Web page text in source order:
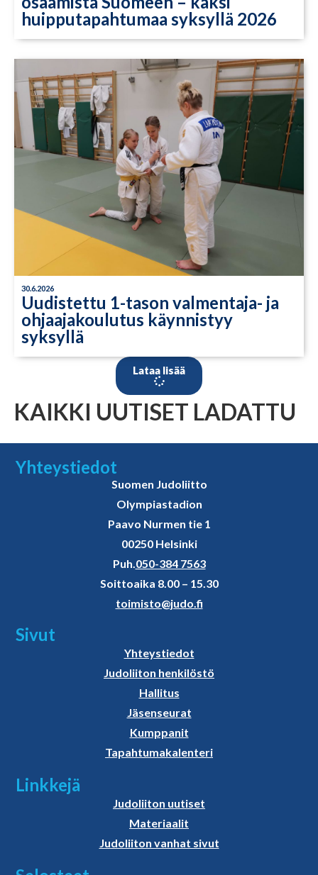
huipputapahtumaa syksyllä 2026
30.6.2026
Uudistettu 1-tason valmentaja- ja
ohjaajakoulutus käynnistyy
syksyllä
Lataa lisää
KAIKKI UUTISET LADATTU
Yhteystiedot
Suomen Judoliitto
Olympiastadion
Paavo Nurmen tie 1
00250 Helsinki
Puh. 050-384 7563
Soittoaika 8.00 – 15.30
toimisto@judo.fi
Sivut
Yhteystiedot
Judoliiton henkilöstö
Hallitus
Jäsenseurat
Kumppanit
Tapahtumakalenteri
Linkkejä
Judoliiton uutiset
Materiaalit
Judoliiton vanhat sivut